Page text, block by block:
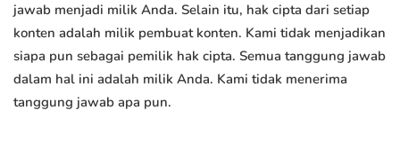
jawab menjadi milik Anda. Selain itu, hak cipta dari setiap
konten adalah milik pembuat konten. Kami tidak menjadikan
siapa pun sebagai pemilik hak cipta. Semua tanggung jawab
dalam hal ini adalah milik Anda. Kami tidak menerima
tanggung jawab apa pun.